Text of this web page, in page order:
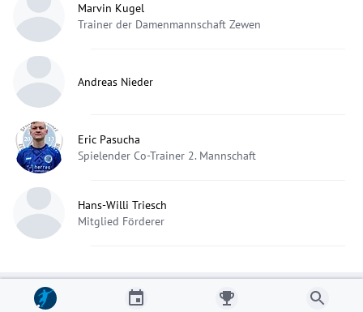
Marvin Kugel
Trainer der Damenmannschaft Zewen
Andreas Nieder
Eric Pasucha
Spielender Co-Trainer 2. Mannschaft
Hans-Willi Triesch
Mitglied Förderer